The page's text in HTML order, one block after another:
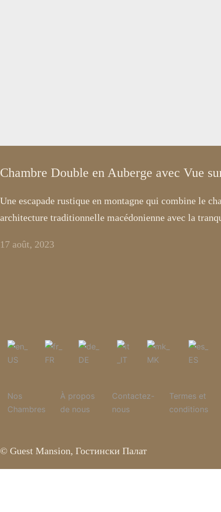
Chambre Double en Auberge avec Vue
Une escapade rustique en montagne qui combine le
architecture traditionnelle macédonienne avec la
17 août, 2023
Nos
Chambres
À propos
de nous
Contactez-
nous
Termes et
conditions
© Guest Mansion, Гостински Палат